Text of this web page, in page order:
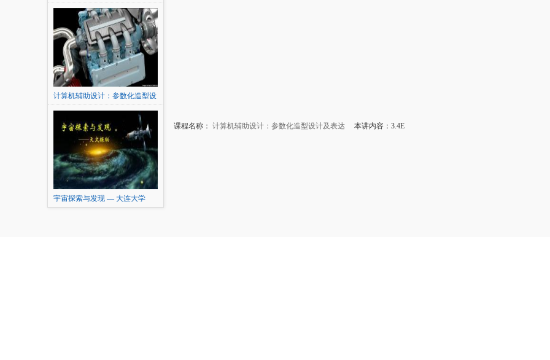
计算机辅助设计：参数化造型设
宇宙探索与发现 — 大连大学
课程名称： 计算机辅助设计：参数化造型设计及表达 本讲内容：3.4E